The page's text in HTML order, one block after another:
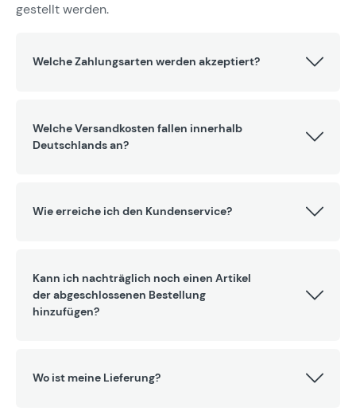
gestellt werden.
Welche Zahlungsarten werden akzeptiert?
Welche Versandkosten fallen innerhalb
Deutschlands an?
Wie erreiche ich den Kundenservice?
Kann ich nachträglich noch einen Artikel
der abgeschlossenen Bestellung
hinzufügen?
Wo ist meine Lieferung?